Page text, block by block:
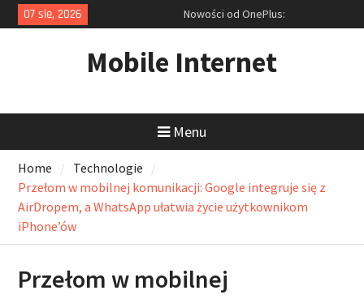
Skip
to
07 sie, 2026
Nowości od OnePlus:
Przedpremierowy test Nord 5 i
akcesoriów
tanio kupić sprzęt i opanować
zrzuty ekranu?
Ofensywa Samsunga: Od
inteligentne okulary z AI
Mobile Internet
Menu
Home
Technologie
Przełom w mobilnej komunikacji: Google integruje się z
AirDropem, a WhatsApp ułatwia życie użytkownikom
iPhone’ów
Przełom w mobilnej